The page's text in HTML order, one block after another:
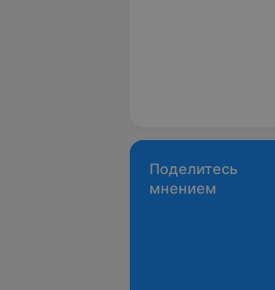
Поделитесь
мнением